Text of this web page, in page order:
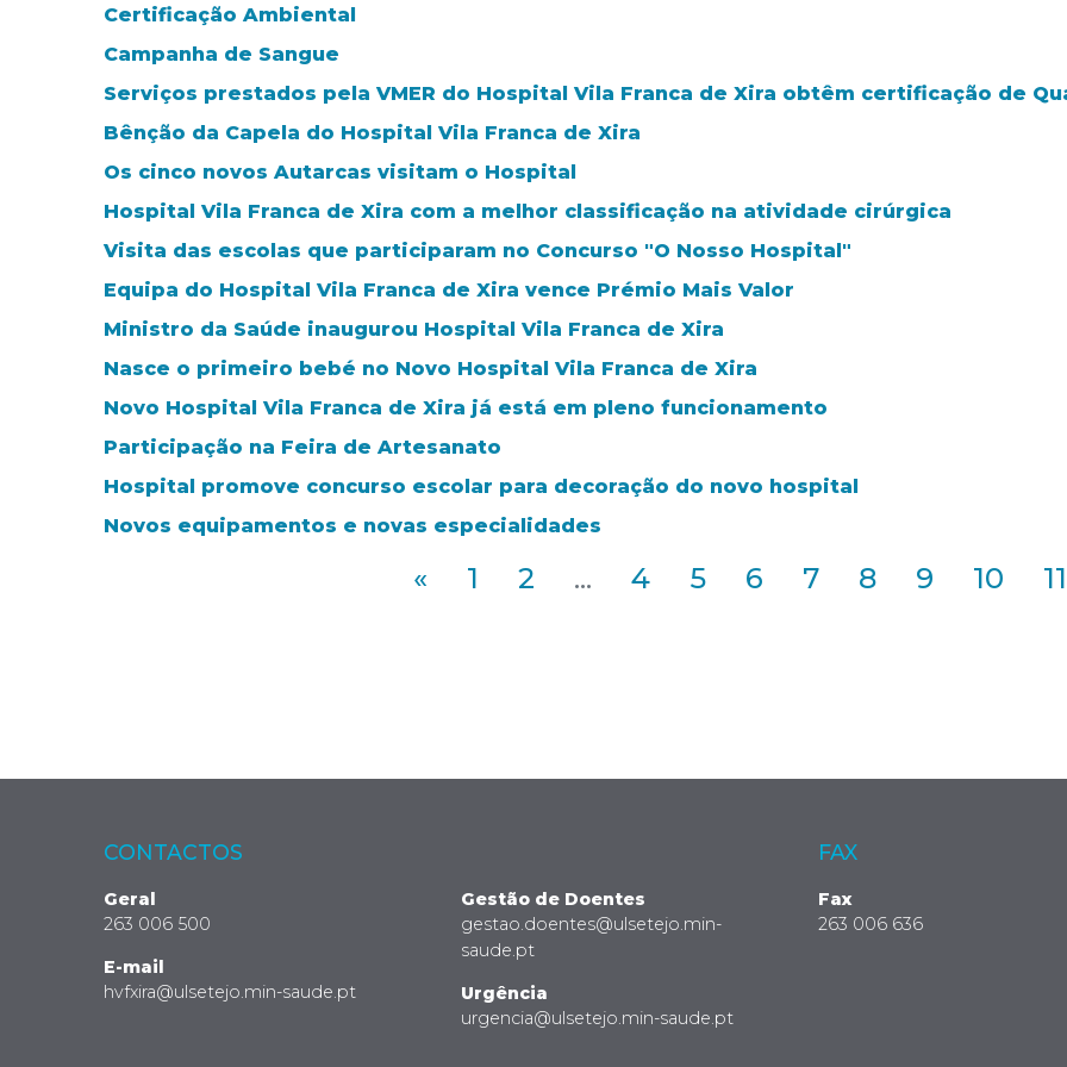
Certificação Ambiental
Campanha de Sangue
Serviços prestados pela VMER do Hospital Vila Franca de Xira obtêm certificação de
Bênção da Capela do Hospital Vila Franca de Xira
Os cinco novos Autarcas visitam o Hospital
Hospital Vila Franca de Xira com a melhor classificação na atividade cirúrgica
Visita das escolas que participaram no Concurso "O Nosso Hospital"
Equipa do Hospital Vila Franca de Xira vence Prémio Mais Valor
Ministro da Saúde inaugurou Hospital Vila Franca de Xira
Nasce o primeiro bebé no Novo Hospital Vila Franca de Xira
Novo Hospital Vila Franca de Xira já está em pleno funcionamento
Participação na Feira de Artesanato
Hospital promove concurso escolar para decoração do novo hospital
Novos equipamentos e novas especialidades
« 1 2 ... 4 5 6 7 8 9 10 11
CONTACTOS
Geral
263 006 500
E-mail
hvfxira@ulsetejo.min-saude.pt
Gestão de Doentes
gestao.doentes@ulsetejo.min-
saude.pt
Urgência
urgencia@ulsetejo.min-saude.pt
FAX
Fax
263 006 636